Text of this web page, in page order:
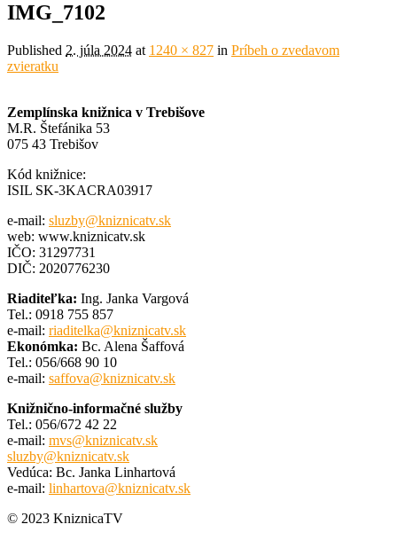
IMG_7102
Published 2. júla 2024 at 1240 × 827 in Príbeh o zvedavom
zvieratku
Zemplínska knižnica v Trebišove
M.R. Štefánika 53
075 43 Trebišov
Kód knižnice:
ISIL SK-3KACRA03917
e-mail: sluzby@kniznicatv.sk
web: www.kniznicatv.sk
IČO: 31297731
DIČ: 2020776230
Riaditeľka: Ing. Janka Vargová
Tel.: 0918 755 857
e-mail: riaditelka@kniznicatv.sk
Ekonómka: Bc. Alena Šaffová
Tel.: 056/668 90 10
e-mail: saffova@kniznicatv.sk
Knižnično-informačné služby
Tel.: 056/672 42 22
e-mail: mvs@kniznicatv.sk
sluzby@kniznicatv.sk
Vedúca: Bc. Janka Linhartová
e-mail: linhartova@kniznicatv.sk
© 2023 KniznicaTV